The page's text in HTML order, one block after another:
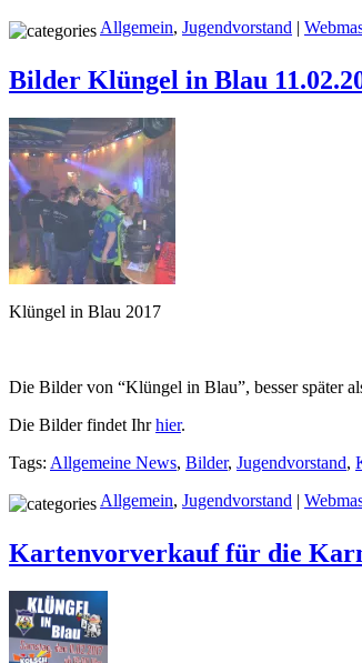
Allgemein, Jugendvorstand |
Bilder Klüngel in Blau
Klüngel in Blau 2017
Die Bilder von “Klüngel in Blau”, besser später
Die Bilder findet Ihrhier.
Tags: Allgemeine News, Bilder, Jugendvorstand,
Allgemein, Jugendvorstand |
Kartenvorverkauf für die